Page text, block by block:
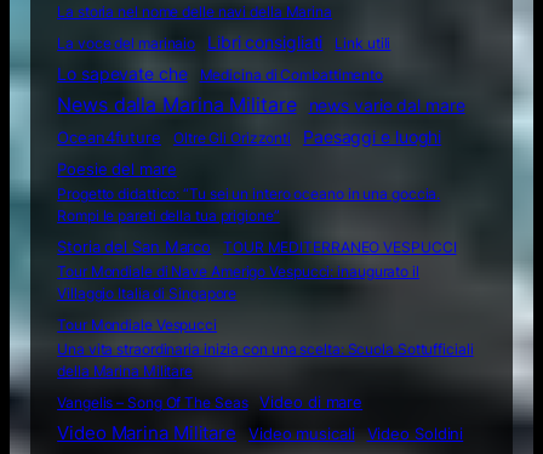
La storia nel nome delle navi della Marina
La voce del marinaio
Libri consigliati Link utili
Lo sapevate che Medicina di Combattimento
News dalla Marina Militare
news varie dal mare
Ocean4future
Oltre Gli Orizzonti
Paesaggi e luoghi
Poesie del mare
Progetto didattico: “Tu sei un intero oceano in una goccia.
Rompi le pareti della tua prigione”
Storia del San Marco
TOUR MEDITERRANEO VESPUCCI
Tour Mondiale di Nave Amerigo Vespucci: inaugurato il
Villaggio Italia di Singapore
Tour Mondiale Vespucci
Una vita straordinaria inizia con una scelta: Scuola Sottufficiali
della Marina Militare
Vangelis – Song Of The Seas
Video di mare
Video Marina Militare Video musicali
Video Soldini